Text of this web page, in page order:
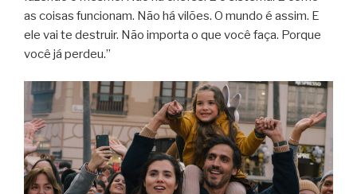
as coisas funcionam. Não há vilões. O mundo é assim. E
ele vai te destruir. Não importa o que você faça. Porque
você já perdeu.”